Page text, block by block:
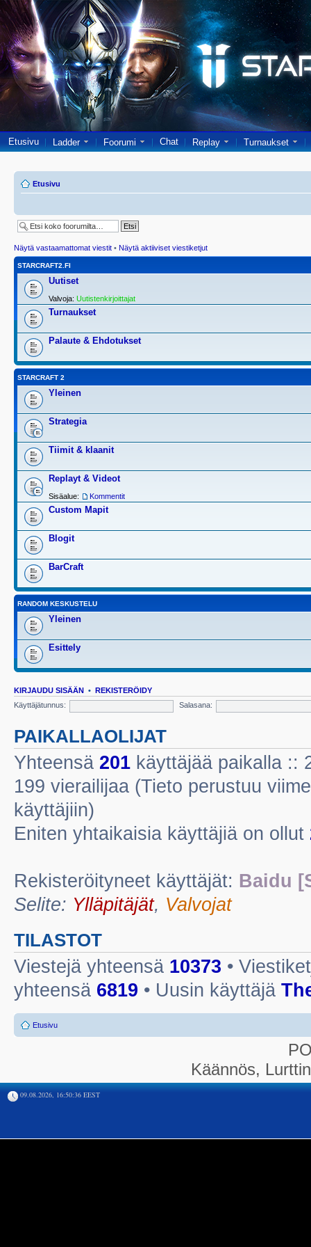
Etusivu Ladder Foorumi Chat Replay Turnaukset
Etusivu
Näytä vastaamattomat viestit • Näytä aktiiviset viestiketjut
STARCRAFT2.FI
Uutiset
Valvoja: Uutistenkirjoittajat
Turnaukset
Palaute & Ehdotukset
STARCRAFT 2
Yleinen
Strategia
Tiimit & klaanit
Replayt & Videot
Sisäalue: Kommentit
Custom Mapit
Blogit
BarCraft
RANDOM KESKUSTELU
Yleinen
Esittely
KIRJAUDU SISÄÄN • REKISTERÖIDY
Käyttäjätunnus:
Salasana:
PAIKALLAOLIJAT
Yhteensä 201 käyttäjää paikalla ::
199 vierailijaa (Tieto perustuu
käyttäjiin)
Eniten yhtaikaisia käyttäjiä on ollut
Rekisteröityneet käyttäjät: Baidu
Selite: Ylläpitäjät, Valvojat
TILASTOT
Viestejä yhteensä 10373 •
yhteensä 6819 • Uusin käyttäjä
Etusivu
Käännös,
09.08.2026, 16:50:36 EEST